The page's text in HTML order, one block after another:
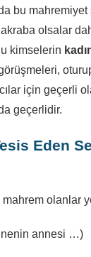
bu
olsalar
kimselerin
için geçerli
geçerlidir.
Eden
olanlar
annesi …)